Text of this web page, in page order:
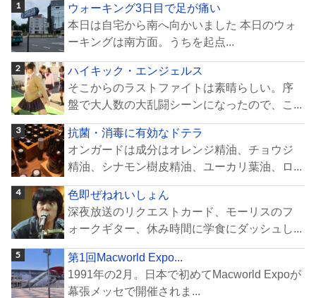
ウォーキング3日目で足が痛い
本日は自宅から南へ向かいました 本日のウォ
ーキングは南方面。うちを起点...
ハイキック・エンジェルス
そこからのラストファイトは素晴らしい。序
盤で大人数の大乱闘シーンになったので、こ...
抗菌・消毒に有効なドテラ
オンガードは成分はオレンジ精油、チョウジ
精油、シナモン樹皮精油、ユーカリ葉油、ロ...
色即ぜねれいしょん
深夜放送のリクエストカード、モーリスのフ
ォークギター、休み時間に学食にダッシュし...
第1回Macworld Expo...
1991年の2月。日本で初めてMacworld Expoが
幕張メッセで開催されま...